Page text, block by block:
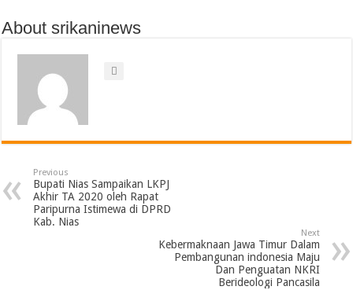
About srikaninews
Previous
Bupati Nias Sampaikan LKPJ
Akhir TA 2020 oleh Rapat
Paripurna Istimewa di DPRD
Kab. Nias
Next
Kebermaknaan Jawa Timur Dalam
Pembangunan indonesia Maju
Dan Penguatan NKRI
Berideologi Pancasila